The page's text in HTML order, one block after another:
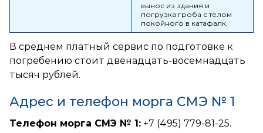
вынос из здания и
погрузка гроба с телом
покойного в катафалк.
В среднем платный сервис по подготовке к
погребению стоит двенадцать-восемнадцать
тысяч рублей.
Адрес и телефон морга СМЭ № 1
Телефон морга СМЭ № 1: +7 (495) 779-81-25.